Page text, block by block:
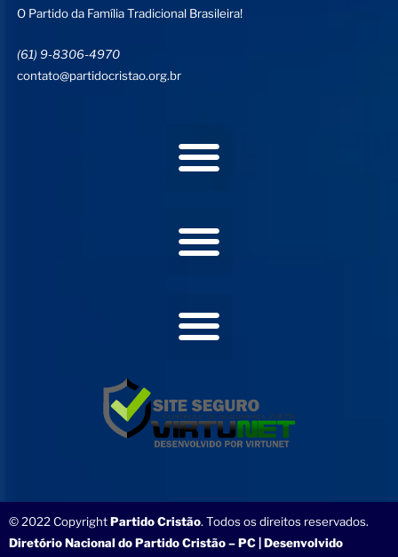
O Partido da Família Tradicional Brasileira!
(61) 9-8306-4970
contato@partidocristao.org.br
© 2022 CopyrightPartido Cristão. Todos os direitos reservados.
Diretório Nacional do Partido Cristão – PC | Desenvolvido